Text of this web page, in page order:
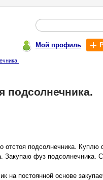
Мой профиль
подсолнечника.
отстоя подсолнечника. Куплю
Закупаю фуз подсолнечника.
на постоянной основе